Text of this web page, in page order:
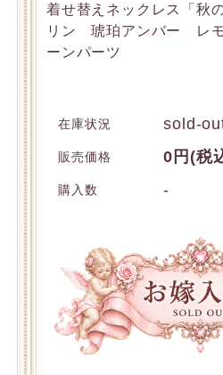
着せ替えネックレス「秋
リン 琥珀アンバー レ
ーンパーツ
在庫状況 sold-
販売価格 0円(税
購入数 -